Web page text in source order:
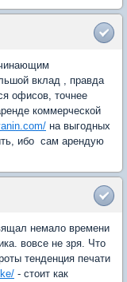
вклад , правда
офисов, точнее
коммерческой
на выгодных
ибо сам арендую
немало времени
вовсе не зря. Что
тенденция печати
- стоит как